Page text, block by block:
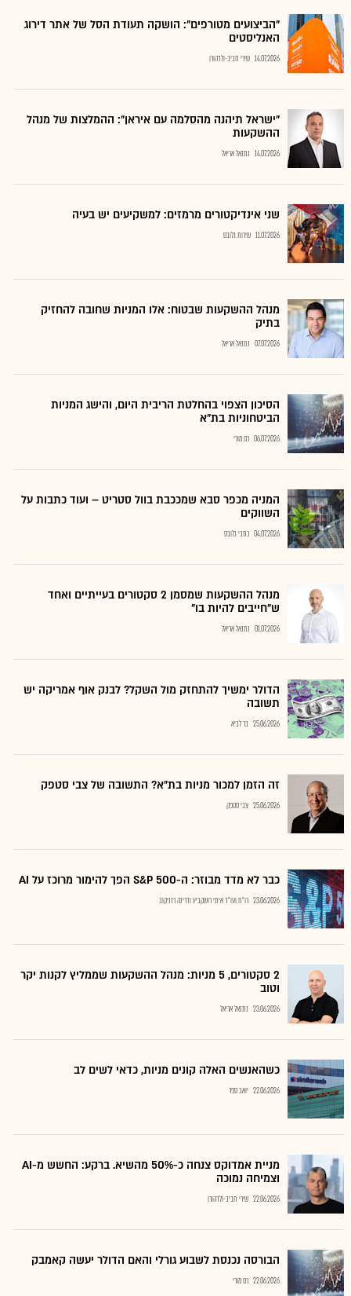
"הביצועים מטורפים": הושקה תעודת הסל של אתר דירוג
האנליסטים
14.07.2026 שירי חביב-ולדהורן
"ישראל תיהנה מהסלמה עם איראן": ההמלצות של מנהל
ההשקעות
14.07.2026 נתנאל אריאל
שני אינדיקטורים מרמזים: למשקיעים יש בעיה
11.07.2026 שירות גלובס
מנהל ההשקעות שבטוח: אלו המניות שחובה להחזיק
בתיק
07.07.2026 נתנאל אריאל
הסיכון הצפוי בהחלטת הריבית היום, והישג המניות
הביטחוניות בת"א
06.07.2026 רם מורי
המניה מכפר סבא שמככבת בוול סטריט – ועוד כתבות על
השווקים
04.07.2026 כתבי גלובס
מנהל ההשקעות שמסמן 2 סקטורים בעייתיים ואחד
ש"חייבים להיות בו"
01.07.2026 נתנאל אריאל
הדולר ימשיך להתחזק מול השקל? לבנק אוף אמריקה יש
תשובה
25.06.2026 בר לביא
זה הזמן למכור מניות בת"א? התשובה של צבי סטפק
25.06.2026 צבי סטפק
כבר לא מדד מבוזר: ה-S&P 500 הפך להימור מרוכז על AI
23.06.2026 רו"ח ועו"ד איתי רושקביץ ודרינה רזניקוב
2 סקטורים, 5 מניות: מנהל ההשקעות שממליץ לקנות יקר
וטוב
23.06.2026 נתנאל אריאל
כשהאנשים האלה קונים מניות, כדאי לשים לב
22.06.2026 יואב ספר
מניית אמדוקס צנחה כ-50% מהשיא. ברקע: החשש מ-AI
וצמיחה נמוכה
22.06.2026 שירי חביב-ולדהורן
הבורסה נכנסת לשבוע גורלי והאם הדולר יעשה קאמבק
22.06.2026 רם מורי